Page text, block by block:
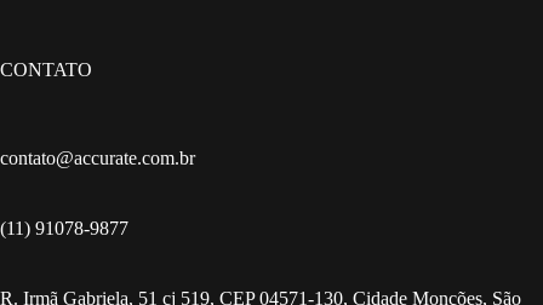
CONTATO
contato@accurate.com.br
(11) 91078-9877
R. Irmã Gabriela, 51 cj 519, CEP 04571-130, Cidade Monções, São